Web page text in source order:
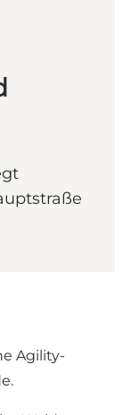
Agility-